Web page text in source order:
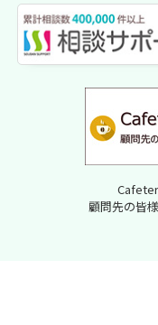
顧問先の皆